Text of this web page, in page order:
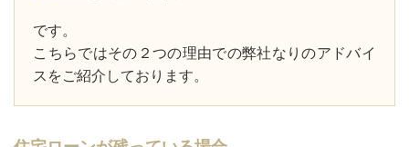
です。
こちらではその２つの理由での弊社なりのアドバイ
スをご紹介しております。